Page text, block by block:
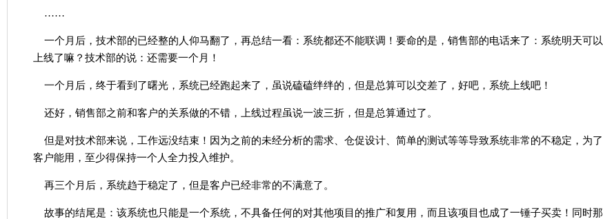
……
一个月后，技术部的已经整的人仰马翻了，再总结一看：系统都还不能联调！要命的是，销售部的电话来了：系统明天可以
上线了嘛？技术部的说：还需要一个月！
一个月后，终于看到了曙光，系统已经跑起来了，虽说磕磕绊绊的，但是总算可以交差了，好吧，系统上线吧！
还好，销售部之前和客户的关系做的不错，上线过程虽说一波三折，但是总算通过了。
但是对技术部来说，工作远没结束！因为之前的未经分析的需求、仓促设计、简单的测试等等导致系统非常的不稳定，为了
客户能用，至少得保持一个人全力投入维护。
再三个月后，系统趋于稳定了，但是客户已经非常的不满意了。
故事的结尾是：该系统也只能是一个系统，不具备任何的对其他项目的推广和复用，而且该项目也成了一锤子买卖！同时那